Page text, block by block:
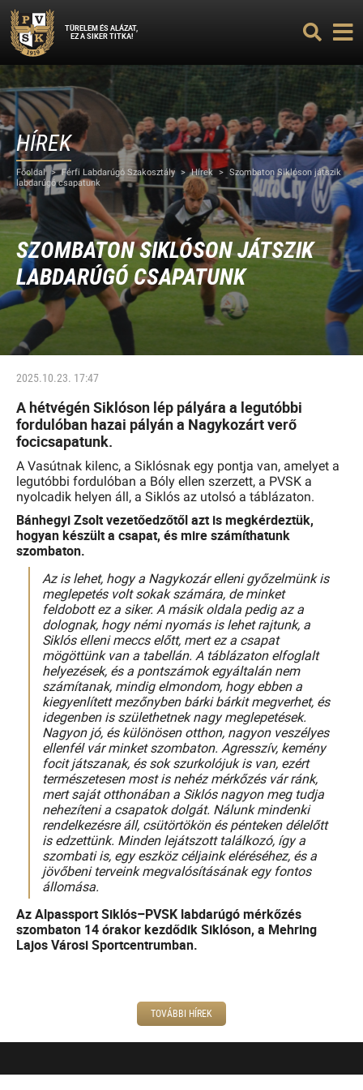
TÜRELEM ÉS ALÁZAT,
EZ A SIKER TITKA!
HÍREK
Főoldal > Férfi Labdarúgó Szakosztály > Hírek > Szombaton Siklóson játszik
labdarúgó csapatunk
SZOMBATON SIKLÓSON JÁTSZIK
LABDARÚGÓ CSAPATUNK
2025.10.23. 17:47
A hétvégén Siklóson lép pályára a legutóbbi
fordulóban hazai pályán a Nagykozárt verő
focicsapatunk.
A Vasútnak kilenc, a Siklósnak egy pontja van, amelyet a
legutóbbi fordulóban a Bóly ellen szerzett, a PVSK a
nyolcadik helyen áll, a Siklós az utolsó a táblázaton.
Bánhegyi Zsolt vezetőedzőtől azt is megkérdeztük,
hogyan készült a csapat, és mire számíthatunk
szombaton.
Az is lehet, hogy a Nagykozár elleni győzelmünk is
meglepetés volt sokak számára, de minket
feldobott ez a siker. A másik oldala pedig az a
dolognak, hogy némi nyomás is lehet rajtunk, a
Siklós elleni meccs előtt, mert ez a csapat
mögöttünk van a tabellán. A táblázaton elfoglalt
helyezések, és a pontszámok egyáltalán nem
számítanak, mindig elmondom, hogy ebben a
kiegyenlített mezőnyben bárki bárkit megverhet, és
idegenben is születhetnek nagy meglepetések.
Nagyon jó, és különösen otthon, nagyon veszélyes
ellenfél vár minket szombaton. Agresszív, kemény
focit játszanak, és sok szurkolójuk is van, ezért
természetesen most is nehéz mérkőzés vár ránk,
mert saját otthonában a Siklós nagyon meg tudja
nehezíteni a csapatok dolgát. Nálunk mindenki
rendelkezésre áll, csütörtökön és pénteken délelőtt
is edzettünk. Minden lejátszott találkozó, így a
szombati is, egy eszköz céljaink eléréséhez, és a
jövőbeni terveink megvalósításának egy fontos
állomása.
Az Alpassport Siklós–PVSK labdarúgó mérkőzés
szombaton 14 órakor kezdődik Siklóson, a Mehring
Lajos Városi Sportcentrumban.
TOVÁBBI HÍREK